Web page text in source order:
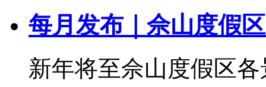
每月发布｜佘山度假
新年将至佘山度假区